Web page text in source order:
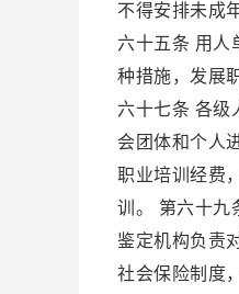
不得安排未成
六十五条 用人
种措施，发展
六十七条 各级
会团体和个人
职业培训经费
训。 第六十九
鉴定机构负责
社会保险制度